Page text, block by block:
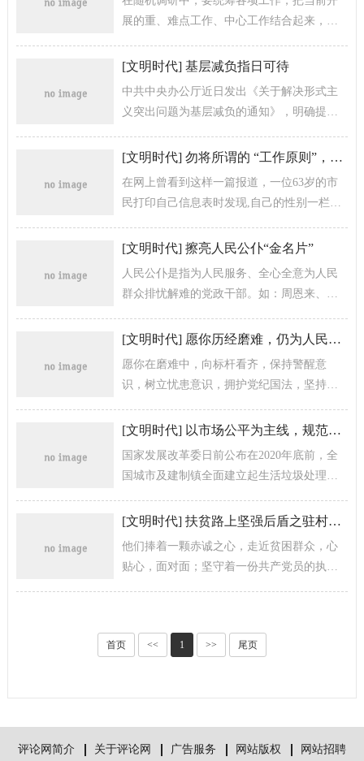
展的重、难点工作、中心工作结合起来，围
研，真正的下到基层、走访民意，想群众...
[文明时代] 基层减负指日可待
中共中央办公厅近日发出《关于解决形式主
义突出问题为基层减负的通知》，明确提出
焦“四个着力”，从以党的政治建设...
[文明时代] 勿将所谓的 “工作原则”，当做不作为的借口
在网上曾看到这样一篇报道，一位63岁的市
民打印自己信息表时发现,自己的性别一栏竟
门。经过5个多月时间没有任何...
[文明时代] 擦亮人民公仆“金名片”
人民公仆是指为人民服务、全心全意为人民
群众排忧解难的党政干部。如：周恩来、任
员。人民公仆队伍的建设是一项系统工程，...
[文明时代] 愿你历经磨难，仍为人民公仆
愿你在磨难中，向标杆看齐，保持警醒意
识，树立忧患意识，拥护党纪国法，坚持党
实现中华民族伟大复兴的中国梦和“两...
[文明时代] 以市场公平为主线，规范生活垃圾处理收费
国家发展改革委日前公布在2020年底前，全
国城市及建制镇全面建立起生活垃圾处理收
色发展价格机制的意见》。从意...
[文明时代] 扶贫路上坚强后盾之驻村扶贫工作队
他们捧着一颗赤诚之心，走近贫困群众，心
贴心，面对面；坚守着一份共产党员的执
首页 << 1 >> 尾页
评论网简介 关于评论网 广告服务 网站版权 网站招聘